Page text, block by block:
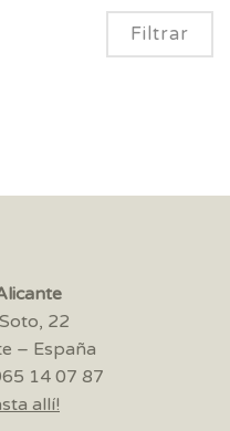
Filtrar
22
– España
14 07 87
allí!